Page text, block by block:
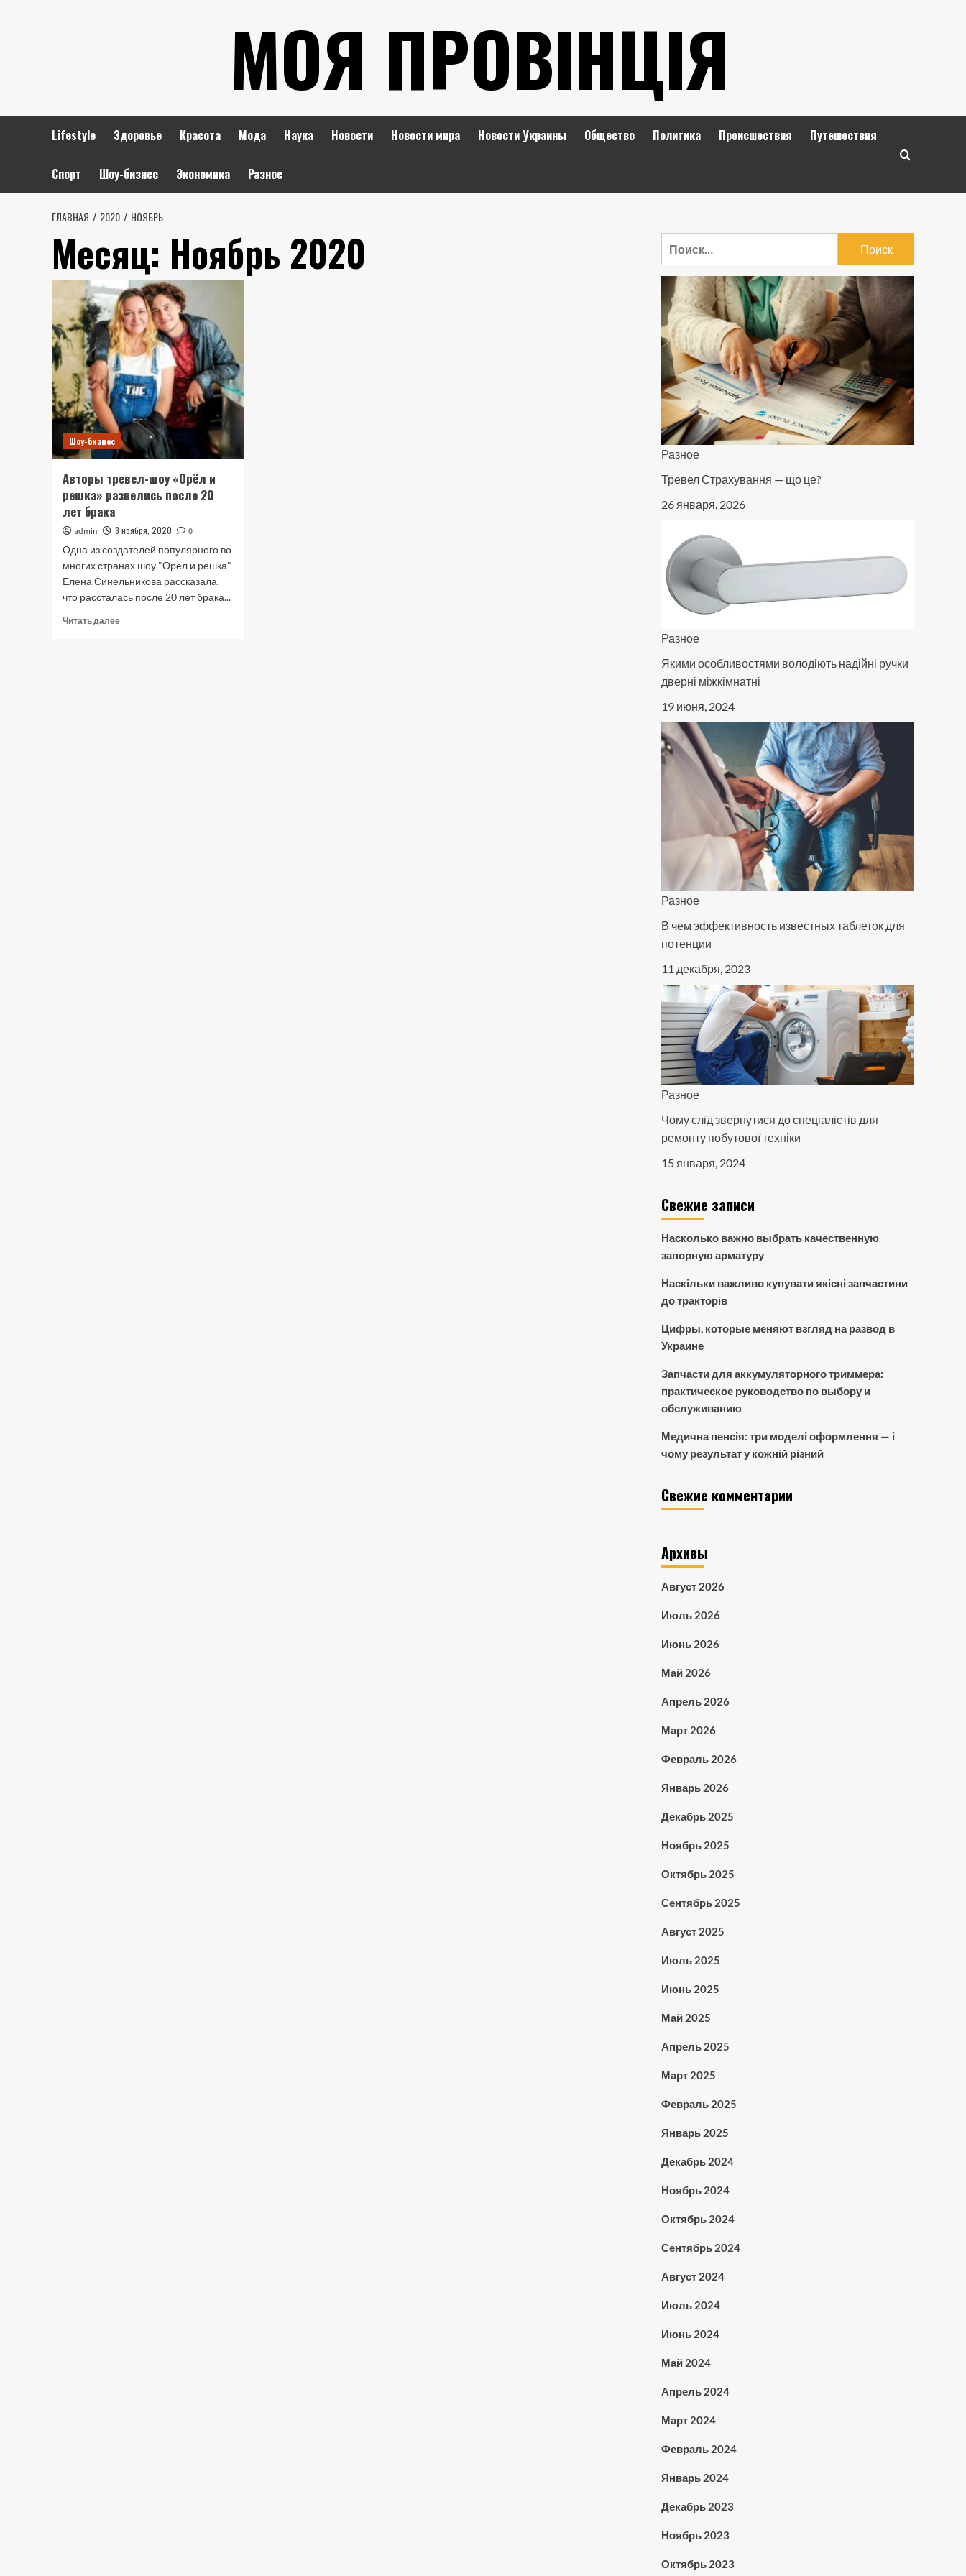
МОЯ ПРОВІНЦІЯ
Lifestyle Здоровье Красота Мода Наука Новости Новости мира Новости Украины Общество Политика Происшествия Путешествия
Спорт Шоу-бизнес Экономика Разное
ГЛАВНАЯ 2020 НОЯБРЬ
Месяц: Ноябрь 2020
Шоу-бизнес
Авторы тревел-шоу «Орёл и
решка» развелись после 20
лет брака
admin 8 ноября, 2020
0
Одна из создателей популярного во
многих странах шоу "Орёл и решка"
Елена Синельникова рассказала,
что рассталась после 20 лет брака...
Читать далееПрочитать
Разное
Тревел Страхування — що це?
26 января, 2026
Разное
Якими особливостями володіють надійні ручки
дверні міжкімнатні
19 июня, 2024
Разное
В чем эффективность известных таблеток для
потенции
11 декабря, 2023
Разное
Чому слід звернутися до спеціалістів для
ремонту побутової техніки
15 января, 2024
Свежие записи
Насколько важно выбрать качественную
запорную арматуру
Наскільки важливо купувати якісні запчастини
до тракторів
Цифры, которые меняют взгляд на развод в
Украине
Запчасти для аккумуляторного триммера:
практическое руководство по выбору и
обслуживанию
Медична пенсія: три моделі оформлення — і
чому результат у кожній різний
Свежие комментарии
Архивы
Август 2026
Июль 2026
Июнь 2026
Май 2026
Апрель 2026
Март 2026
Февраль 2026
Январь 2026
Декабрь 2025
Ноябрь 2025
Октябрь 2025
Сентябрь 2025
Август 2025
Июль 2025
Июнь 2025
Май 2025
Апрель 2025
Март 2025
Февраль 2025
Январь 2025
Декабрь 2024
Ноябрь 2024
Октябрь 2024
Сентябрь 2024
Август 2024
Июль 2024
Июнь 2024
Май 2024
Апрель 2024
Март 2024
Февраль 2024
Январь 2024
Декабрь 2023
Ноябрь 2023
Октябрь 2023